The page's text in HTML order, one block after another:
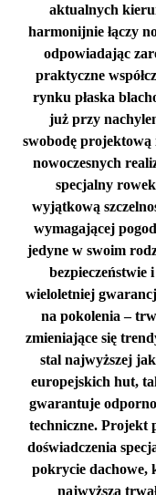
aktualnych
harmonijnie łączy
odpowiadając
praktyczne
rynku płaska
już przy
swobodę projektową
nowoczesnych
specjalny
wyjątkową
wymagającej
jedyne w swoim
wieloletniej
na pokolenia –
zmieniające się
stal najwyższej
europejskich hut,
gwarantuje
techniczne. Projekt
doświadczenia
pokrycie dachowe,
najwyższą